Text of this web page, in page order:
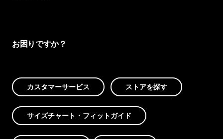
お困りですか？
カスタマーサービス ストアを探す
サイズチャート・フィットガイド